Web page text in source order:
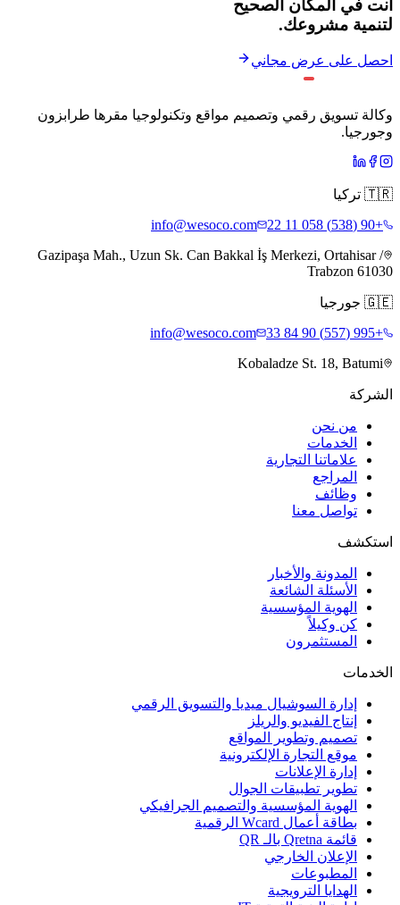
أنت في المكان الصحيح
لتنمية مشروعك.
احصل على عرض مجاني
وكالة تسويق رقمي وتصميم مواقع وتكنولوجيا مقرها طرابزون
وجورجيا.
🇹🇷 تركيا
+90 (538) 058 11 22
info@wesoco.com
Gazipaşa Mah., Uzun Sk. Can Bakkal İş Merkezi, Ortahisar /
Trabzon 61030
🇬🇪 جورجيا
+995 (557) 90 84 33
info@wesoco.com
Kobaladze St. 18, Batumi
الشركة
من نحن
الخدمات
علاماتنا التجارية
المراجع
وظائف
تواصل معنا
استكشف
المدونة والأخبار
الأسئلة الشائعة
الهوية المؤسسية
كن وكيلاً
المستثمرون
الخدمات
إدارة السوشيال ميديا والتسويق الرقمي
إنتاج الفيديو والريلز
تصميم وتطوير المواقع
موقع التجارة الإلكترونية
إدارة الإعلانات
تطوير تطبيقات الجوال
الهوية المؤسسية والتصميم الجرافيكي
بطاقة أعمال Wcard الرقمية
قائمة Qretna بالـ QR
الإعلان الخارجي
المطبوعات
الهدايا الترويجية